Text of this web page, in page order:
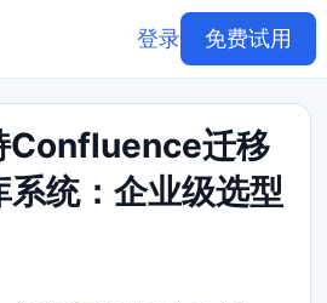
登录 免费试用
Confluence迁移
统：企业级选型